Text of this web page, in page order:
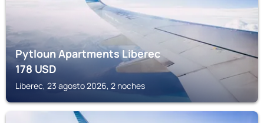
Pytloun Apartments Liberec
178USD
Liberec, 23 agosto 2026, 2 noches